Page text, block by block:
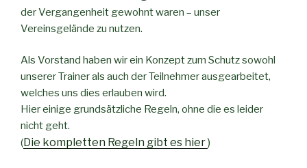
der Vergangenheit gewohnt waren – unser
Vereinsgelände zu nutzen.
Als Vorstand haben wir ein Konzept zum Schutz sowohl
unserer Trainer als auch der Teilnehmer ausgearbeitet,
welches uns dies erlauben wird.
Hier einige grundsätzliche Regeln, ohne die es leider
nicht geht.
(Die kompletten Regeln gibt es hier)